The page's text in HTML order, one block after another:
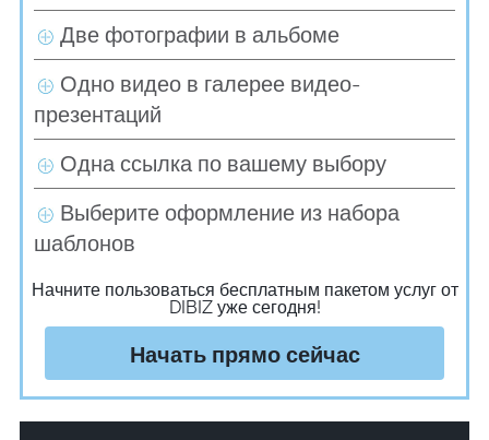
Две фотографии в альбоме
Одно видео в галерее видео-
презентаций
Одна ссылка по вашему выбору
Выберите оформление из набора
шаблонов
Начните пользоваться бесплатным пакетом услуг от
DIBIZ уже сегодня!
Начать прямо сейчас